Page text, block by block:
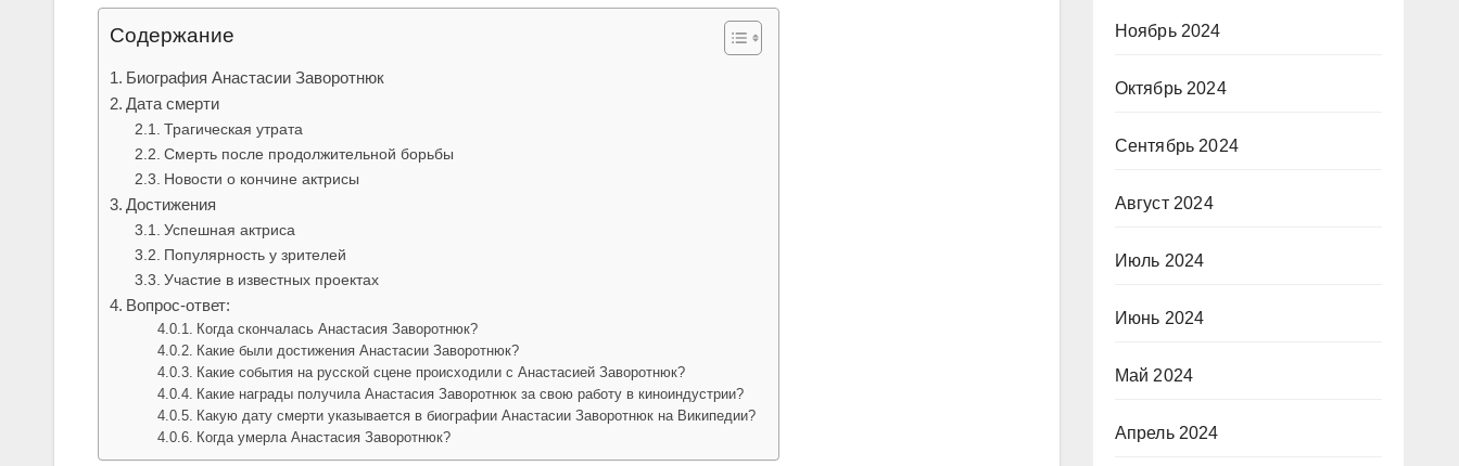
Содержание
Биография Анастасии Заворотнюк
Дата смерти
Трагическая утрата
Смерть после продолжительной борьбы
Новости о кончине актрисы
Достижения
Успешная актриса
Популярность у зрителей
Участие в известных проектах
Вопрос-ответ:
Когда скончалась Анастасия Заворотнюк?
Какие были достижения Анастасии Заворотнюк?
Какие события на русской сцене происходили с Анастасией Заворотнюк?
Какие награды получила Анастасия Заворотнюк за свою работу в киноиндустрии?
Какую дату смерти указывается в биографии Анастасии Заворотнюк на Википедии?
Когда умерла Анастасия Заворотнюк?
Ноябрь 2024
Октябрь 2024
Сентябрь 2024
Август 2024
Июль 2024
Июнь 2024
Май 2024
Апрель 2024